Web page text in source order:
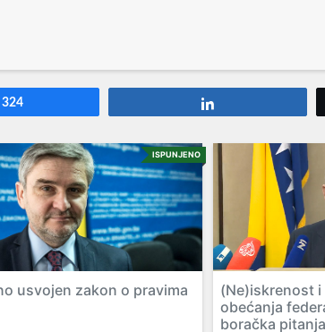
324
ISPUNJENO
usvojen zakon o pravima
(Ne)iskrenost
obećanja
boračka pitanja